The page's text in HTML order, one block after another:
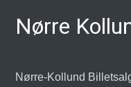
Nørre
Nørre-Kollund